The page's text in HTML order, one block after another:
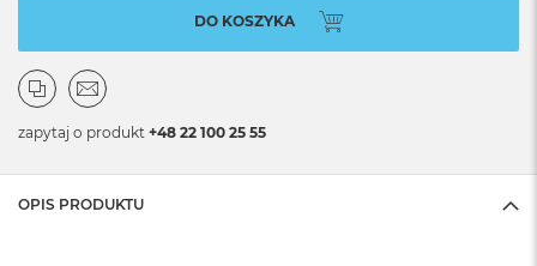
DO KOSZYKA
zapytaj o produkt +48 22 100 25 55
OPIS PRODUKTU